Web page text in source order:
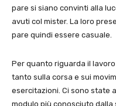
pare si siano convinti alla
avuti col mister. La loro
pare quindi essere casuale.
Per quanto riguarda il
tanto sulla corsa e sui
esercitazioni. Ci sono state
modulo più conosciuto